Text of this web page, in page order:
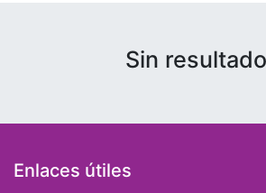
Sin
Enlaces útiles